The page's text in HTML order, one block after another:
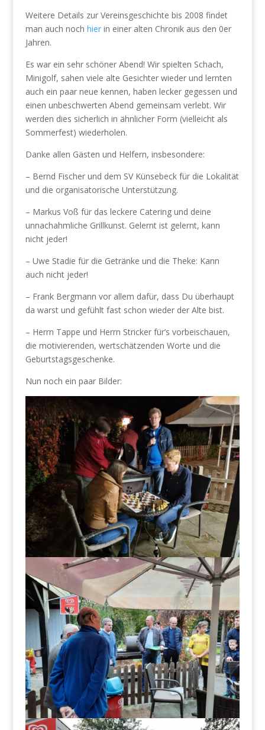
Weitere Details zur Vereinsgeschichte bis 2008 findet
man auch noch hierin einer alten Chronik aus den 0er
Jahren.
Es war ein sehr schöner Abend! Wir spielten Schach,
Minigolf, sahen viele alte Gesichter wieder und lernten
auch ein paar neue kennen, haben lecker gegessen und
einen unbeschwerten Abend gemeinsam verlebt. Wir
werden dies sicherlich in ähnlicher Form (vielleicht als
Sommerfest) wiederholen.
Danke allen Gästen und Helfern, insbesondere:
– Bernd Fischer und dem SV Künsebeck für die Lokalität
und die organisatorische Unterstützung.
– Markus Voß für das leckere Catering und deine
unnachahmliche Grillkunst. Gelernt ist gelernt, kann
nicht jeder!
– Uwe Stadie für die Getränke und die Theke: Kann
auch nicht jeder!
– Frank Bergmann vor allem dafür, dass Du überhaupt
da warst und gefühlt fast schon wieder der Alte bist.
– Herrn Tappe und Herrn Stricker für’s vorbeischauen,
die motivierenden, wertschätzenden Worte und die
Geburtstagsgeschenke.
Nun noch ein paar Bilder: